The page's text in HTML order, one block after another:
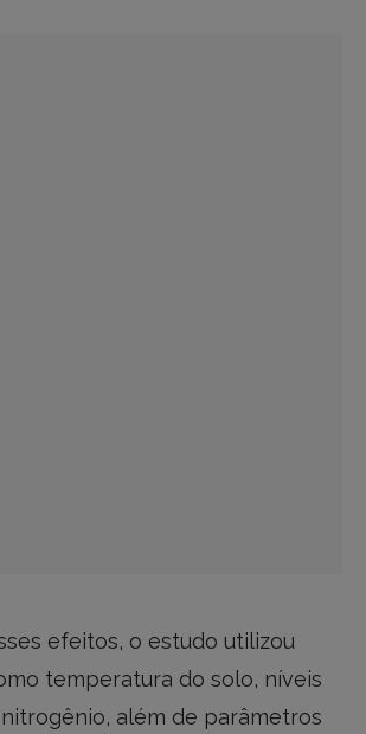
efeitos, o estudo utilizou
temperatura do solo, níveis
além de parâmetros